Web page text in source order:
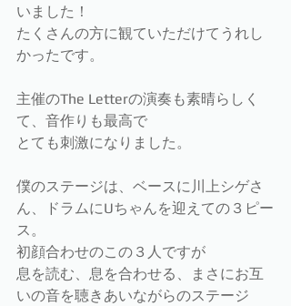
いました！
たくさんの方に観ていただけてうれし
かったです。
主催のThe Letterの演奏も素晴らしく
て、音作りも最高で
とても刺激になりました。
僕のステージは、ベースに川上シゲさ
ん、ドラムにUちゃんを迎えての３ピー
ス。
初顔合わせのこの３人ですが
息を読む、息を合わせる、まさにお互
いの音を聴きあいながらのステージ